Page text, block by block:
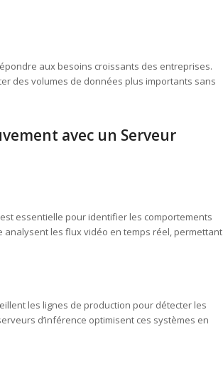
aux besoins croissants des entreprises.
des volumes de données plus importants sans
avec un Serveur
essentielle pour identifier les comportements
analysent les flux vidéo en temps réel, permettant
les lignes de production pour détecter les
d’inférence optimisent ces systèmes en